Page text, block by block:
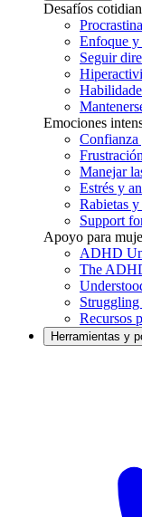
Desafíos
Enfoque y
Seguir
Emociones
Confianza
Frustración
Manejar
Estrés y
Rabietas
Support
Apoyo para
ADHD
The
Recursos
Herramientas y